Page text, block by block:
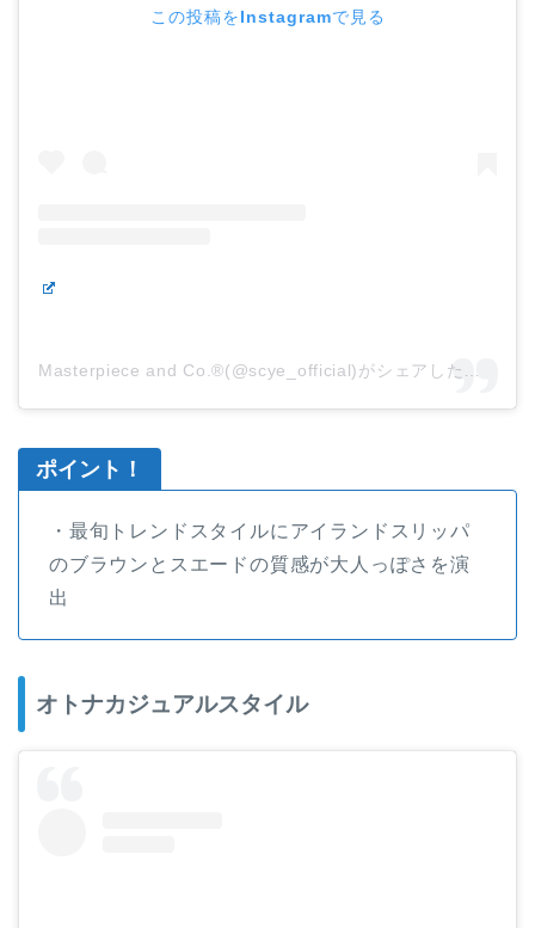
この投稿をInstagramで見る
ポイント！
・最旬トレンドスタイルにアイランドスリッパ
のブラウンとスエードの質感が大人っぽさを演
出
オトナカジュアルスタイル